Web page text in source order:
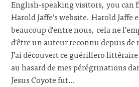
English-speaking visitors, you
Harold Jaffe’s website. Harold
beaucoup d’entre nous, cela ne
d’être un auteur reconnu depuis de
J’ai découvert ce guérillero
au hasard de mes pérégrinations
Jesus Coyote fut…